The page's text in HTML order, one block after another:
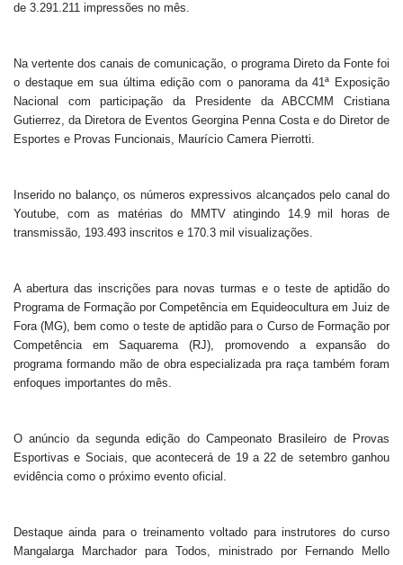
de 3.291.211 impressões no mês.
Na vertente dos canais de comunicação, o programa Direto da Fonte foi
o destaque em sua última edição com o panorama da 41ª Exposição
Nacional com participação da Presidente da ABCCMM Cristiana
Gutierrez, da Diretora de Eventos Georgina Penna Costa e do Diretor de
Esportes e Provas Funcionais, Maurício Camera Pierrotti.
Inserido no balanço, os números expressivos alcançados pelo canal do
Youtube, com as matérias do MMTV atingindo 14.9 mil horas de
transmissão, 193.493 inscritos e 170.3 mil visualizações.
A abertura das inscrições para novas turmas e o teste de aptidão do
Programa de Formação por Competência em Equideocultura em Juiz de
Fora (MG), bem como o teste de aptidão para o Curso de Formação por
Competência em Saquarema (RJ), promovendo a expansão do
programa formando mão de obra especializada pra raça também foram
enfoques importantes do mês.
O anúncio da segunda edição do Campeonato Brasileiro de Provas
Esportivas e Sociais, que acontecerá de 19 a 22 de setembro ganhou
evidência como o próximo evento oficial.
Destaque ainda para o treinamento voltado para instrutores do curso
Mangalarga Marchador para Todos, ministrado por Fernando Mello